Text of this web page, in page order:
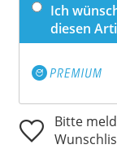
Ich
diesen
Bitte